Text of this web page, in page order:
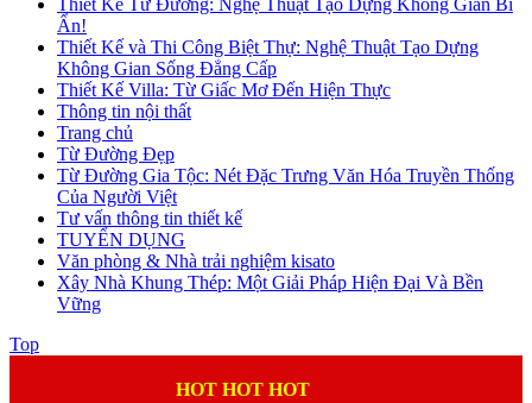
Ẩn!
Thiết Kế và Thi Công Biệt Thự: Nghệ Thuật Tạo Dựng
Không Gian Sống Đẳng Cấp
Thiết Kế Villa: Từ Giấc Mơ Đến Hiện Thực
Thông tin nội thất
Trang chủ
Từ Đường Đẹp
Từ Đường Gia Tộc: Nét Đặc Trưng Văn Hóa Truyền Thống
Của Người Việt
Tư vấn thông tin thiết kế
TUYỂN DỤNG
Văn phòng & Nhà trải nghiệm kisato
Xây Nhà Khung Thép: Một Giải Pháp Hiện Đại Và Bền
Vững
Top
HOT HOT HOT